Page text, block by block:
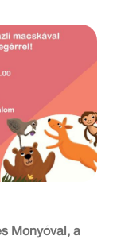
Monyóval, a